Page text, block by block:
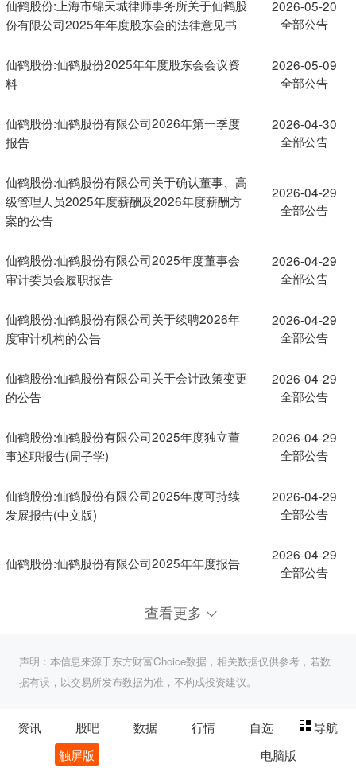
仙鹤股份:上海市锦天城律师事务所关于仙鹤股
份有限公司2025年年度股东会的法律意见书
2026-05-20
全部公告
仙鹤股份:仙鹤股份2025年年度股东会会议资
料
2026-05-09
全部公告
仙鹤股份:仙鹤股份有限公司2026年第一季度
报告
2026-04-30
全部公告
仙鹤股份:仙鹤股份有限公司关于确认董事、高
级管理人员2025年度薪酬及2026年度薪酬方
案的公告
2026-04-29
全部公告
仙鹤股份:仙鹤股份有限公司2025年度董事会
审计委员会履职报告
2026-04-29
全部公告
仙鹤股份:仙鹤股份有限公司关于续聘2026年
度审计机构的公告
2026-04-29
全部公告
仙鹤股份:仙鹤股份有限公司关于会计政策变更
的公告
2026-04-29
全部公告
仙鹤股份:仙鹤股份有限公司2025年度独立董
事述职报告(周子学)
2026-04-29
全部公告
仙鹤股份:仙鹤股份有限公司2025年度可持续
发展报告(中文版)
2026-04-29
全部公告
仙鹤股份:仙鹤股份有限公司2025年年度报告
2026-04-29
全部公告
查看更多
声明：本信息来源于东方财富Choice数据，相关数据仅供参考，若数
据有误，以交易所发布数据为准，不构成投资建议。
资讯 股吧 数据 行情 自选
导航
触屏版
电脑版